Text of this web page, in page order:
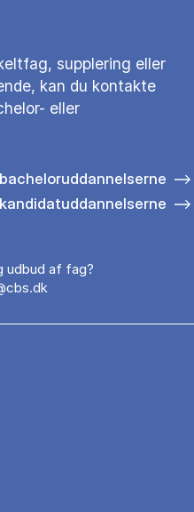
supplering eller
kan du kontakte
eller
udbud af fag?